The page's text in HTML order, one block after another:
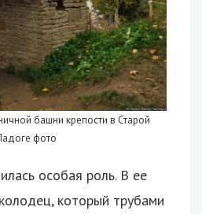
башни крепости в Старой
фото
особая роль. В ее
который трубами